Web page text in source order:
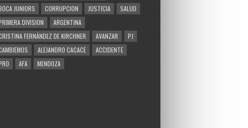
JUNIORS
CORRUPCION JUSTICIA
SALUD
DIVISION
ARGENTINA
FERNÁNDEZ DE KIRCHNER
AVANZAR
PJ
ALEJANDRO CACACE
ACCIDENTE
AFA MENDOZA